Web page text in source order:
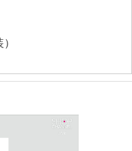
ィング）
．２ｃｍ